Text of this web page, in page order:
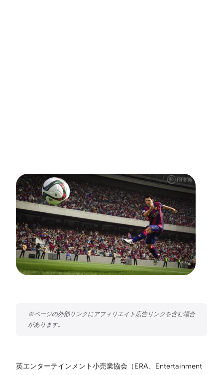
英エンターテインメント小売業協会（ERA、Entertainment